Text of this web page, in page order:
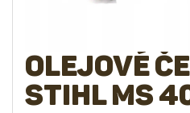
Olejové
STIHL MS